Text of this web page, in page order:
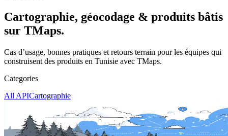
Cartographie, géocodage & produits bâtis
sur TMaps.
Cas d’usage, bonnes pratiques et retours terrain pour les équipes qui
construisent des produits en Tunisie avec TMaps.
Categories
All APICartographie